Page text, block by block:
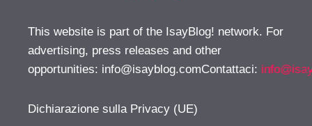
This website is part of the IsayBlog! network. For
advertising, press releases and other
opportunities: info@isayblog.comContattaci:
Dichiarazione sulla Privacy (UE)